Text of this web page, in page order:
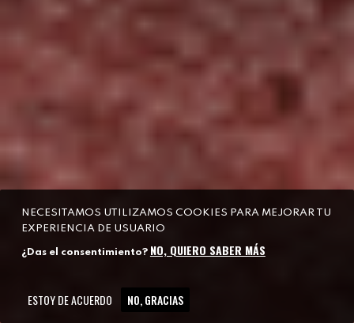
NECESITAMOS UTILIZAMOS COOKIES PARA MEJORAR TU
EXPERIENCIA DE USUARIO
¿Das el consentimiento? NO, QUIERO SABER MÁS
ESTOY DE ACUERDO NO, GRACIAS